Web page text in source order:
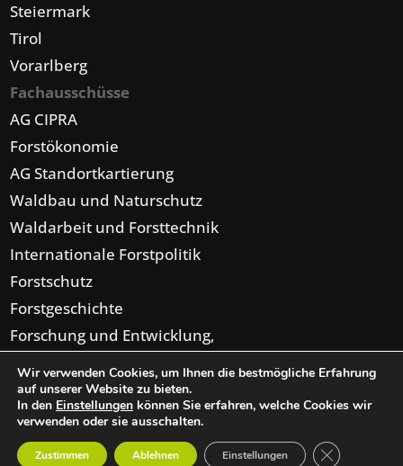
Steiermark
Tirol
Vorarlberg
Fachausschüsse
AG CIPRA
Forstökonomie
AG Standortkartierung
Waldbau und Naturschutz
Waldarbeit und Forsttechnik
Internationale Forstpolitik
Forstschutz
Forstgeschichte
Forschung und Entwicklung,
Digitalisierung
Wir verwenden Cookies, um Ihnen die bestmögliche Erfahrung
auf unserer Website zu bieten.
In den Einstellungen können Sie erfahren, welche Cookies wir
verwenden oder sie ausschalten.
Zustimmen Ablehnen Einstellungen GDPR